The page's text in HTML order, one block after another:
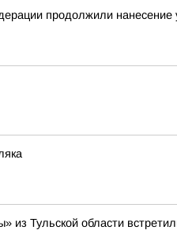
продолжили
Тульской области